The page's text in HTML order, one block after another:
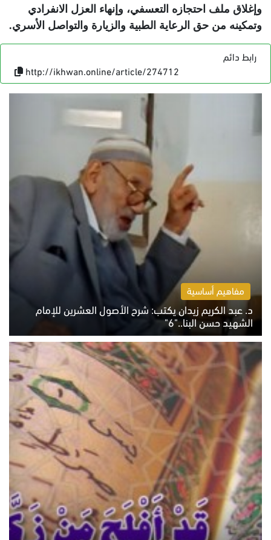
وإغلاق ملف احتجازه التعسفي، وإنهاء العزل الانفرادي
وتمكينه من حق الرعاية الطبية والزيارة والتواصل الأسري.
رابط دائم
http://ikhwan.online/article/274712
مفاهيم أساسية
د. عبد الكريم زيدان يكتب: شرح الأصول العشرين للإمام
الشهيد حسن البنا.."6"
الاثنين 10 أغسطس 2026 10:48 ص